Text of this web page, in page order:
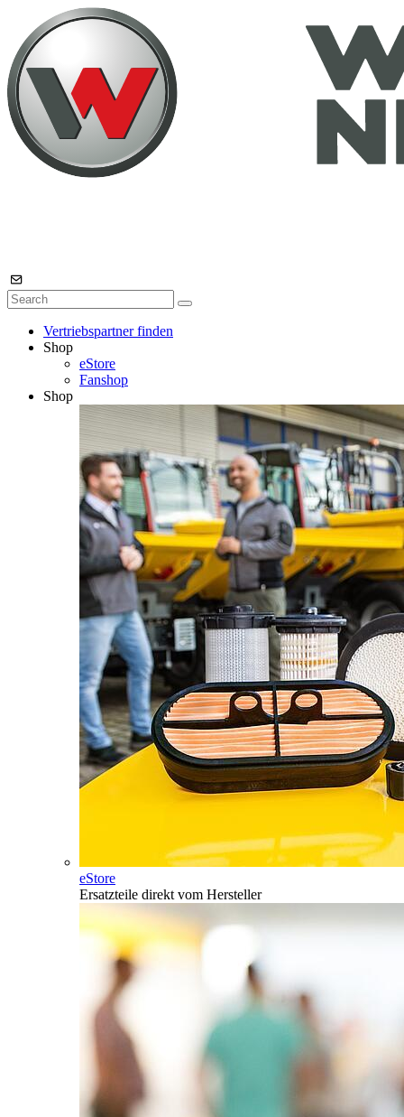
Vertriebspartner finden
Shop
eStore
Fanshop
Shop
eStore
Ersatzteile direkt vom Hersteller